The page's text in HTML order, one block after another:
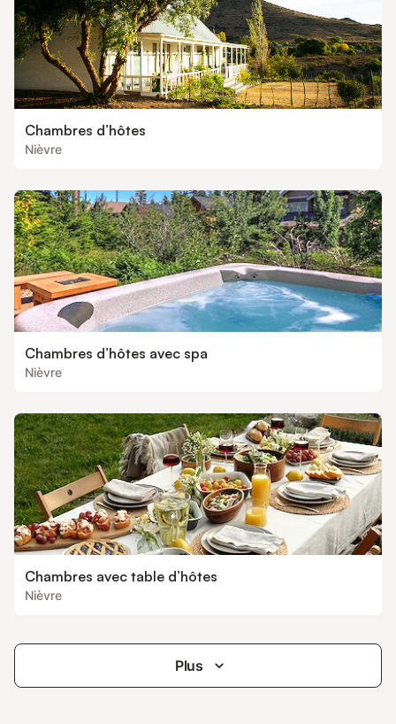
Chambres d’hôtes
Nièvre
Chambres d’hôtes avec spa
Nièvre
Chambres avec table d’hôtes
Nièvre
Plus